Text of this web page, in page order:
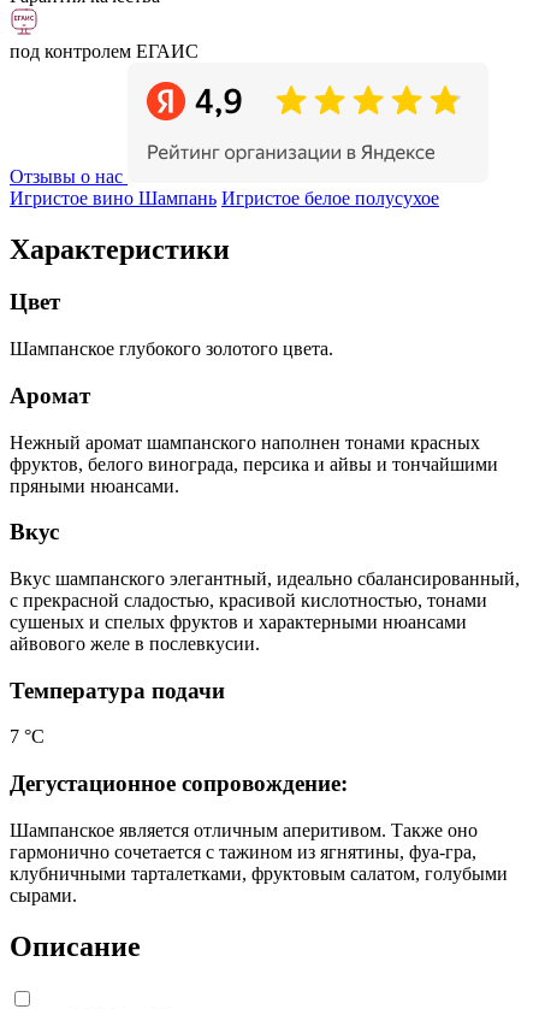
под контролем ЕГАИС
Отзывы о нас
Игристое вино Шампань Игристое белое полусухое
Характеристики
Цвет
Шампанское глубокого золотого цвета.
Аромат
Нежный аромат шампанского наполнен тонами красных
фруктов, белого винограда, персика и айвы и тончайшими
пряными нюансами.
Вкус
Вкус шампанского элегантный, идеально сбалансированный,
с прекрасной сладостью, красивой кислотностью, тонами
сушеных и спелых фруктов и характерными нюансами
айвового желе в послевкусии.
Температура подачи
7 °С
Дегустационное сопровождение:
Шампанское является отличным аперитивом. Также оно
гармонично сочетается с тажином из ягнятины, фуа-гра,
клубничными тарталетками, фруктовым салатом, голубыми
сырами.
Описание